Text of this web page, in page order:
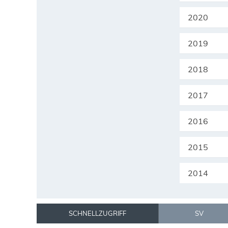
2020
2019
2018
2017
2016
2015
2014
SCHNELLZUGRIFF SV